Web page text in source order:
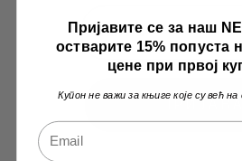
ПРИЈАВА
Пријавите се за наш
остварите 15% попуста
цене при првој
Купон не важи за књиге које су већ на